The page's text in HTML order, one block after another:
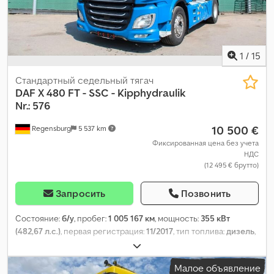
1 / 15
Regensburg 5 537 km
Стандартный седельный тягач
DAF X 480 FT - SSC - Kipphydraulik
Nr.: 576
10 500 €
Фиксированная цена без учета
НДС
(12 495 € брутто)
Запросить Позвонить
Состояние:б/у, пробег:1 005 167 км, мощность: 355 кВт
(482,67 л.с.), первая регистрация:11/2017, тип топлива:дизель,
, конфигурация осей:
ретардер, цвет:синий, тип передачи:автоматический, класс
выбросов: Евро 6, Оборудование:ABS, кондиционер,
Малое объявление